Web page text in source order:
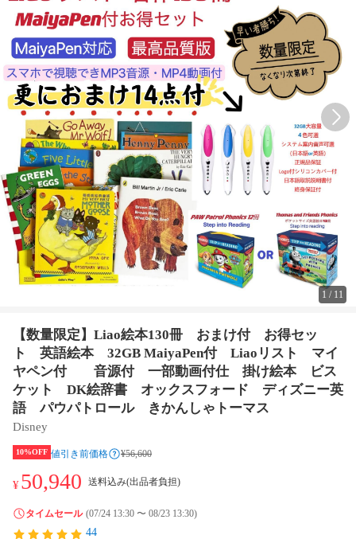
1 / 11
【数量限定】Liao絵本130冊 おまけ付 お得セッ
ト 英語絵本 32GB MaiyaPen付 Liaoリスト マイ
ヤペン付 音源付 一部動画付仕 掛け絵本 ビス
ケット DK絵辞書 オックスフォード ディズニー英
語 パウパトロール きかんしゃトーマス
Disney
10%OFF 値引き前価格 ¥56,600
¥50,940 送料込み(出品者負担)
タイムセール (07/24 13:30 〜 08/23 13:30)
44